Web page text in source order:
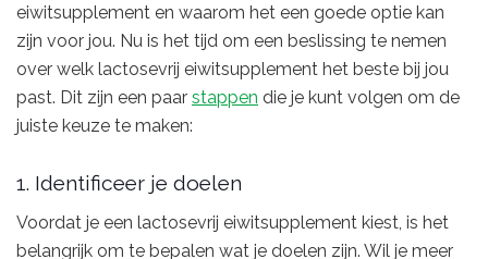
eiwitsupplement en waarom het een goede optie kan
zijn voor jou. Nu is het tijd om een beslissing te nemen
over welk lactosevrij eiwitsupplement het beste bij jou
past. Dit zijn een paar stappen die je kunt volgen om de
juiste keuze te maken:
1. Identificeer je doelen
Voordat je een lactosevrij eiwitsupplement kiest, is het
belangrijk om te bepalen wat je doelen zijn. Wil je meer